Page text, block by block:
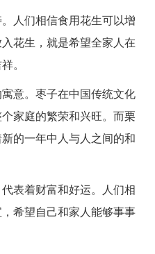
人们相信食用花生可以增
花生，就是希望全家人在
。
意。枣子在中国传统文化
家庭的繁荣和兴旺。而栗
的一年中人与人之间的和
表着财富和好运。人们相
希望自己和家人能够事事